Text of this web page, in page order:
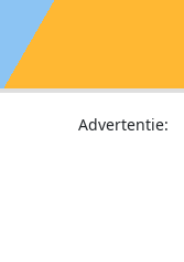
Advertentie: